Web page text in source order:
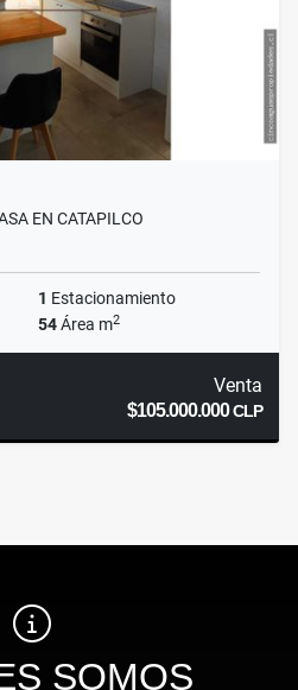
EN CATAPILCO
1 Estacionamiento
54Área m2
Venta
$105.000.000CLP
SOMOS